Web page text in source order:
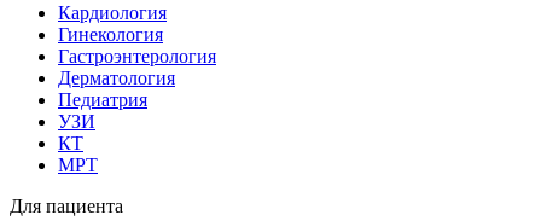
Кардиология
Гинекология
Гастроэнтерология
Дерматология
Педиатрия
УЗИ
КТ
МРТ
Для пациента